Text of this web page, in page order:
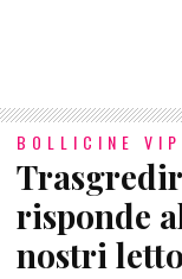
BOLLICINE VIP
risponde
nostri